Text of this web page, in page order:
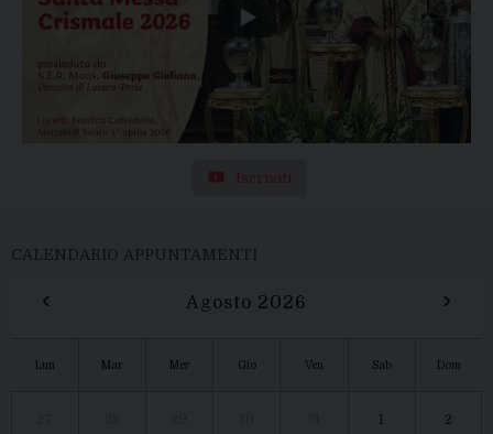
Iscriviti
CALENDARIO APPUNTAMENTI
‹ Agosto 2026 ›
Lun Mar Mer Gio Ven Sab Dom
2